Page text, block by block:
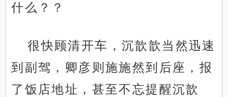
什么？？
很快顾清开车，沉歆歆当然迅速
到副驾，卿彦则施施然到后座，报
了饭店地址，甚至不忘提醒沉歆